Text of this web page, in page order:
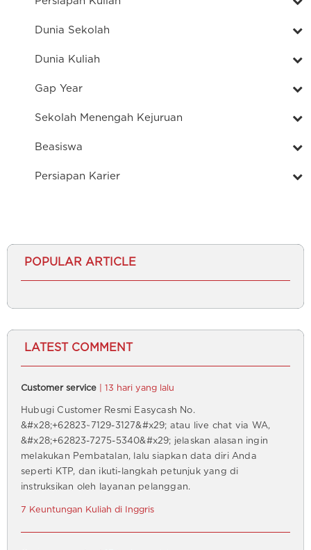
Dunia Sekolah
Dunia Kuliah
Gap Year
Sekolah Menengah Kejuruan
Beasiswa
Persiapan Karier
POPULAR ARTICLE
LATEST COMMENT
Customer service | 13 hari yang lalu
Hubugi Customer Resmi Easycash No.
&#x28;+62823~7129-3127&#x29; atau live chat via WA,
&#x28;+62823-7275-5340&#x29; jelaskan alasan ingin
melakukan Pembatalan, lalu siapkan data diri Anda
seperti KTP, dan ikuti-langkah petunjuk yang di
instruksikan oleh layanan pelanggan.
7 Keuntungan Kuliah di Inggris